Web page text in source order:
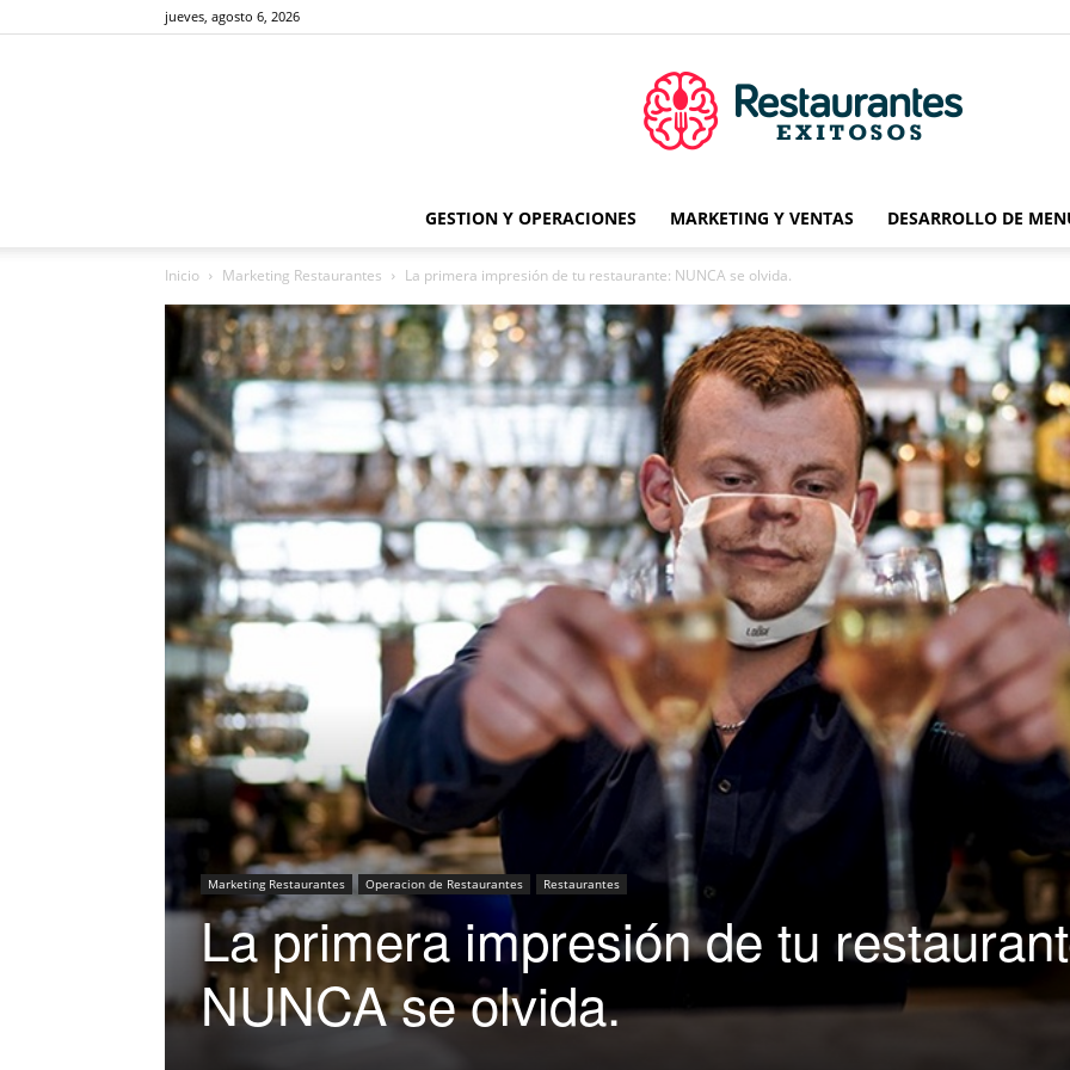
jueves, agosto 6, 2026
Restaurantes
Exitosos
|
Capacitación
Restaurantes
GESTION Y OPERACIONES MARKETING Y VENTAS DESARROLLO DE
Inicio Marketing Restaurantes La primera impresión de tu restaurante: NUNCA se olvida.
Marketing Restaurantes Operacion de Restaurantes Restaurantes
La primera impresión de tu
NUNCA se olvida.